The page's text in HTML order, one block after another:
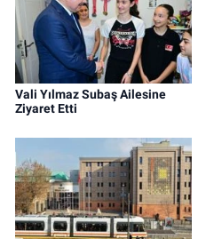
Vali Yılmaz Subaş Ailesine
Ziyaret Etti